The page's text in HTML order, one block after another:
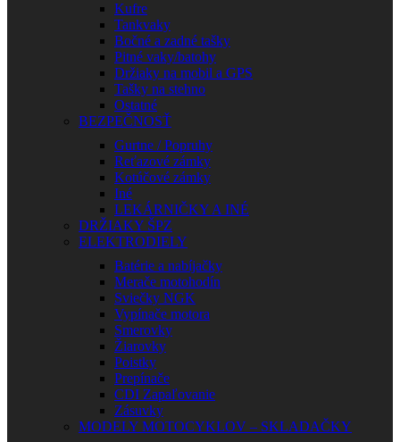
Kufre
Tankvaky
Bočné a zadné tašky
Pitné vaky/batohy
Držiaky na mobil a GPS
Tašky na stehno
Ostatné
BEZPEČNOSŤ
Gurtne / Popruhy
Reťazové zámky
Kotúčové zámky
Iné
LEKÁRNIČKY A INÉ
DRŽIAKY ŠPZ
ELEKTRODIELY
Batérie a nabíjačky
Merače motohodín
Sviečky NGK
Vypínače motora
Smerovky
Žiarovky
Poistky
Prepínače
CDI Zapaľovanie
Zásuvky
MODELY MOTOCYKLOV – SKLADAČKY